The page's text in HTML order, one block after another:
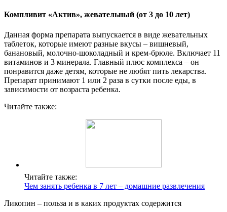
Компливит «Актив», жевательный (от 3 до 10 лет)
Данная форма препарата выпускается в виде жевательных
таблеток, которые имеют разные вкусы – вишневый,
банановый, молочно-шоколадный и крем-брюле. Включает 11
витаминов и 3 минерала. Главный плюс комплекса – он
понравится даже детям, которые не любят пить лекарства.
Препарат принимают 1 или 2 раза в сутки после еды, в
зависимости от возраста ребенка.
Читайте также:
Читайте также:
Чем занять ребенка в 7 лет – домашние развлечения
Ликопин – польза и в каких продуктах содержится